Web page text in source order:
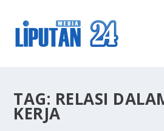
TAG: RELASI
KERJA